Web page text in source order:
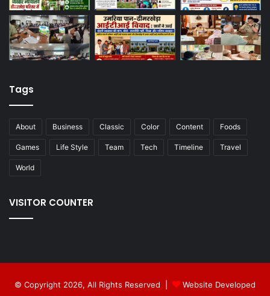
Tags
About Business Classic Color Content Foods
Games Life Style Team Tech Timeline Travel
World
VISITOR COUNTER
© Copyright 2026, All Rights Reserved | Website Developed